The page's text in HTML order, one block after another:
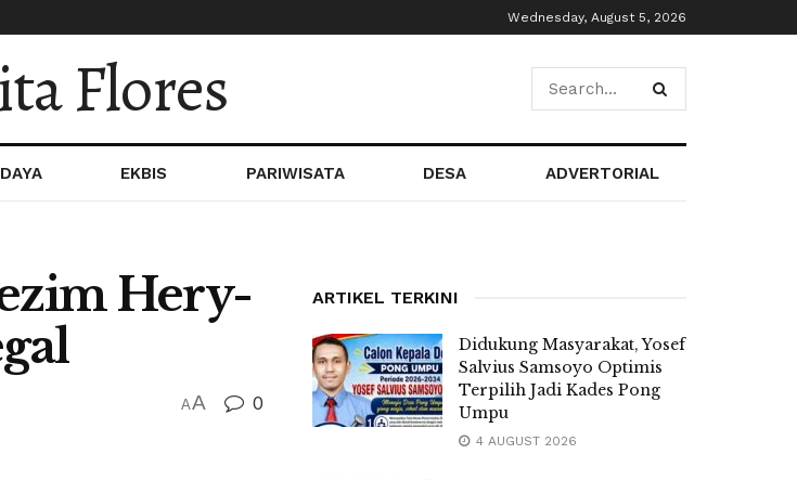
Wednesday, August 5, 2026
Flores
EKBIS PARIWISATA DESA ADVERTORIAL
Hery-
AA 0
ARTIKEL TERKINI
Didukung Masyarakat, Yosef
Salvius Samsoyo Optimis
Terpilih Jadi Kades Pong
Umpu
4 AUGUST 2026